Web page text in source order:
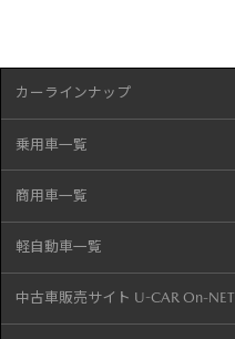
カーラインナップ
乗用車一覧
商用車一覧
軽自動車一覧
中古車販売サイト U-CAR On-NET